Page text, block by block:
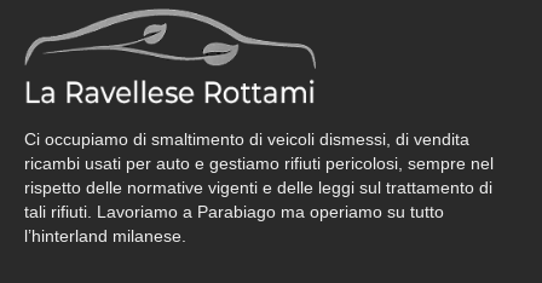
Ci occupiamo di smaltimento di veicoli dismessi, di vendita
ricambi usati per auto e gestiamo rifiuti pericolosi, sempre nel
rispetto delle normative vigenti e delle leggi sul trattamento di
tali rifiuti. Lavoriamo a Parabiago ma operiamo su tutto
l’hinterland milanese.